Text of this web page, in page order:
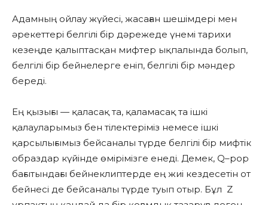
Адамның ойлау жүйесі, жасаған шешімдері мен
әрекеттері белгілі бір дәрежеде үнемі тарихи
кезеңде қалыптасқан мифтер ықпалында болып,
белгілі бір бейнелерге еніп, белгілі бір мәндер
береді.
Ең қызығы — қаласақ та, қаламасақ та ішкі
қалауларымыз бен тілектеріміз немесе ішкі
қарсылығымыз бейсаналы түрде белгілі бір мифтік
образдар күйінде өмірімізге енеді. Демек, Q–pop
бағытындағы бейнеклиптерде ең жиі кездесетін от
бейнесі де бейсаналы түрде туып отыр. Бұл Z